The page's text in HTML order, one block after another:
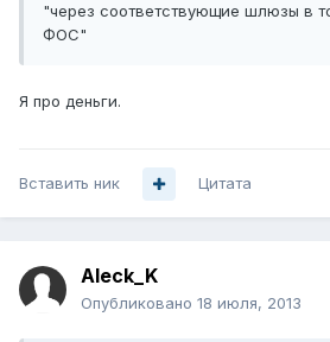
"через соответствующие шлюзы в
ФОС"
Я про деньги.
Вставить ник Цитата
Aleck_K
Опубликовано 18 июля, 2013